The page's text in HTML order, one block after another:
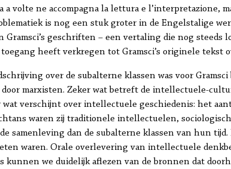
a volte ne accompagna la lettura e l’interpretazione,
is nog een stuk groter in de Engelstalige
geschriften – een vertaling die nog steeds
heeft verkregen tot Gramsci’s originele tekst
over de subalterne klassen was voor
marxisten. Zeker wat betreft de intellectuele-
verschijnt over intellectuele geschiedenis: het
waren zij traditionele intellectuelen,
samenleving dan de subalterne klassen van hun
waren. Orale overlevering van intellectuele
kunnen we duidelijk aflezen van de bronnen dat